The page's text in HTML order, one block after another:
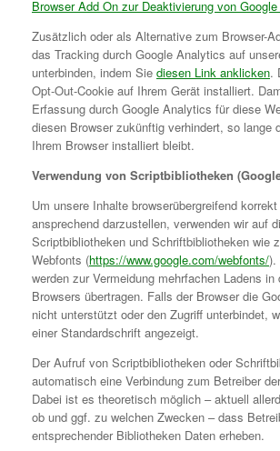
Browser Add On zur Deaktivierung von
Zusätzlich oder als Alternative zum Browser-
das Tracking durch Google Analytics auf
unterbinden, indem Sie diesen Link anklicken.
Opt-Out-Cookie auf Ihrem Gerät installiert.
Erfassung durch Google Analytics für diese
diesen Browser zukünftig verhindert, so lange
Ihrem Browser installiert bleibt.
Verwendung von Scriptbibliotheken
Um unsere Inhalte browserübergreifend
ansprechend darzustellen, verwenden wir auf
Scriptbibliotheken und Schriftbibliotheken wie
Webfonts (https://www.google.com/webfonts/).
werden zur Vermeidung mehrfachen Ladens in
Browsers übertragen. Falls der Browser die
nicht unterstützt oder den Zugriff unterbindet,
einer Standardschrift angezeigt.
Der Aufruf von Scriptbibliotheken oder
automatisch eine Verbindung zum Betreiber
Dabei ist es theoretisch möglich – aktuell
ob und ggf. zu welchen Zwecken – dass
entsprechender Bibliotheken Daten erheben.